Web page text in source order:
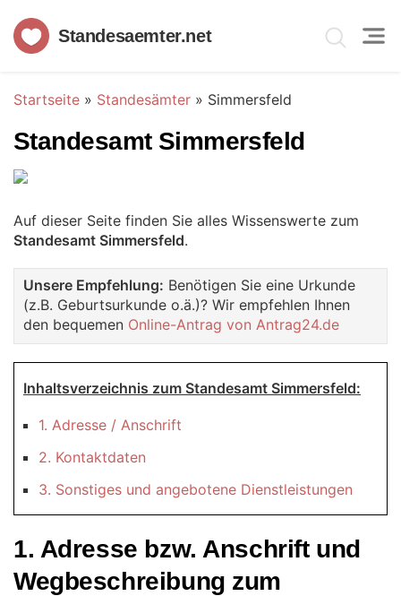
Standesaemter.net
Startseite » Standesämter » Simmersfeld
Standesamt Simmersfeld
Auf dieser Seite finden Sie alles Wissenswerte zum
Standesamt Simmersfeld.
Unsere Empfehlung: Benötigen Sie eine Urkunde
(z.B. Geburtsurkunde o.ä.)? Wir empfehlen Ihnen
den bequemen Online-Antrag von Antrag24.de
Inhaltsverzeichnis zum Standesamt Simmersfeld:
1. Adresse / Anschrift
2. Kontaktdaten
3. Sonstiges und angebotene Dienstleistungen
1. Adresse bzw. Anschrift und
Wegbeschreibung zum